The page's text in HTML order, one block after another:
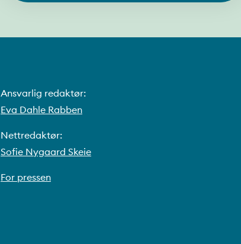
Ansvarlig redaktør:
Eva Dahle Rabben
Nettredaktør:
Sofie Nygaard Skeie
For pressen